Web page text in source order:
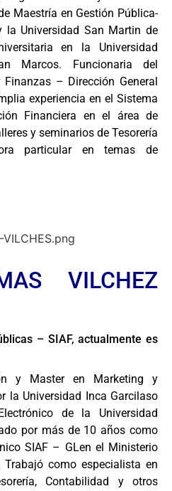
Maestría en Gestión Pública-
la Universidad San Martin de
en la Universidad
Marcos. Funcionaria del
– Dirección General
experiencia en el Sistema
Financiera en el área de
y seminarios de Tesorería
particular en temas de
VILCHEZ
– SIAF, actualmente es
y Master en Marketing y
la Universidad Inca Garcilaso
de la Universidad
por más de 10 años como
SIAF – GLen el Ministerio
como especialista en
Contabilidad y otros